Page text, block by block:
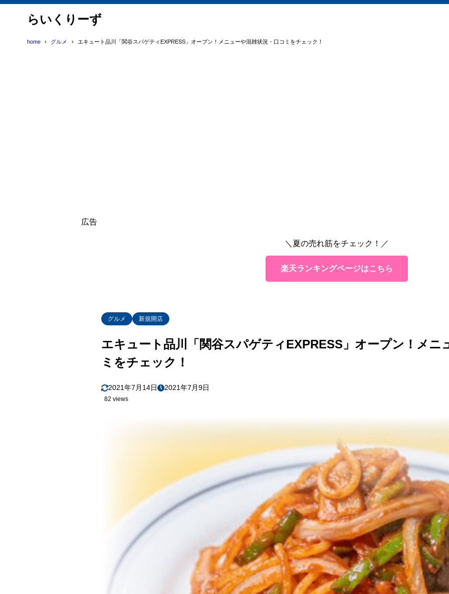
らいくりーず
home グルメ エキュート品川「関谷スパゲティEXPRESS」オープン！メニューや混雑状況・口コミをチェック！
広告
＼夏の売れ筋をチェック！／
楽天ランキングページはこちら
グルメ 新規開店
エキュート品川「関谷スパゲティEXPRESS」オープン！メニ
ミをチェック！
2021年7月14日 2021年7月9日
82 views